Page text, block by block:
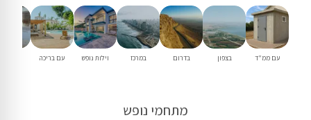
עם ממ"ד בצפון בדרום במרכז וילות נופש עם בריכה
מתחמי נופש